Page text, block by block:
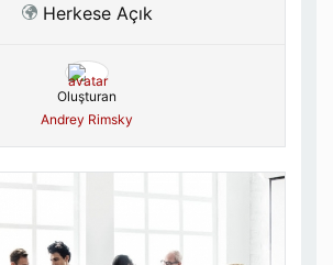
Herkese Açık
Oluşturan
Andrey Rimsky